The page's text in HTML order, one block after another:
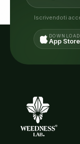
Iscrivendoti
App Store